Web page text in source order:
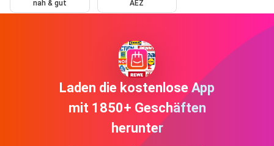
nah & gut AEZ
Laden die kostenlose App
mit 1850+ Geschäften
herunter